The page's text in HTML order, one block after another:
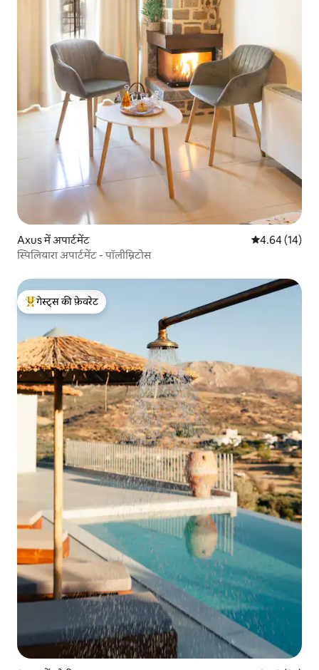
Axus में अपार्टमेंट औसत रेटिंग 5 में
4.64 (14)
स्पिलियारा अपार्टमेंट - पॉलीम्निटोस
गेस्ट्स का टॉप फ़ेवरेट
गेस्ट्स की फ़ेवरेट